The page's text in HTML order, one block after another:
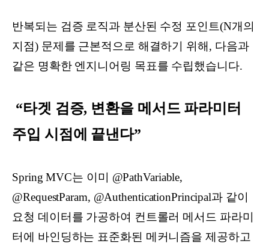
반복되는 검증 로직과 분산된 수정 포인트(N개의
지점) 문제를 근본적으로 해결하기 위해, 다음과
같은 명확한 엔지니어링 목표를 수립했습니다.
“타겟 검증, 변환을 메서드 파라미터
주입 시점에 끝낸다”
Spring MVC는 이미 @PathVariable,
@RequestParam, @AuthenticationPrincipal과 같이
요청 데이터를 가공하여 컨트롤러 메서드 파라미
터에 바인딩하는 표준화된 메커니즘을 제공하고